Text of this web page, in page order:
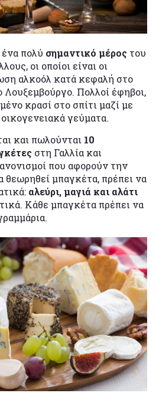
ένα πολύ σημαντικό μέρος του
οι οποίοι είναι οι
αλκοόλ κατά κεφαλή στο
Λουξεμβούργο. Πολλοί έφηβοι,
κρασί στο σπίτι μαζί με
γεύματα.
και πωλούνται 10
στη Γαλλία και
που αφορούν την
θεωρηθεί μπαγκέτα, πρέπει να
αλεύρι, μαγιά και αλάτι
Κάθε μπαγκέτα πρέπει να